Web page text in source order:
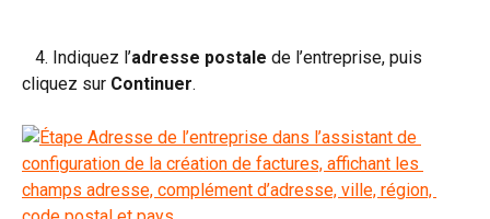
   4. Indiquez l’
adresse postale de l’entreprise, puis
cliquez sur Continuer.